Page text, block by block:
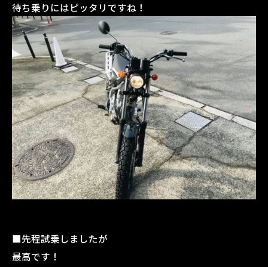
待ち乗りにはピッタリですね！
■先程試乗しましたが
最高です！